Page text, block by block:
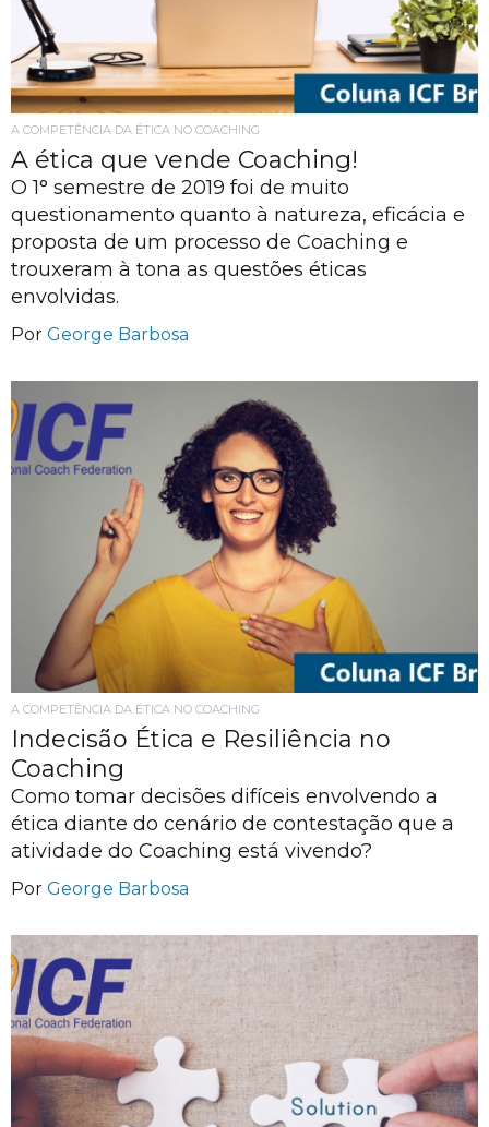
A COMPETÊNCIA DA ÉTICA NO COACHING
A ética que vende Coaching!
O 1° semestre de 2019 foi de muito
questionamento quanto à natureza, eficácia e
proposta de um processo de Coaching e
trouxeram à tona as questões éticas
envolvidas.
Por George Barbosa
A COMPETÊNCIA DA ÉTICA NO COACHING
Indecisão Ética e Resiliência no
Coaching
Como tomar decisões difíceis envolvendo a
ética diante do cenário de contestação que a
atividade do Coaching está vivendo?
Por George Barbosa